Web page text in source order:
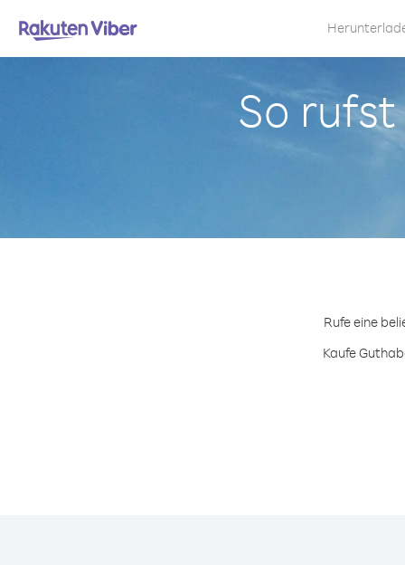
So
Rufe eine
Kaufe